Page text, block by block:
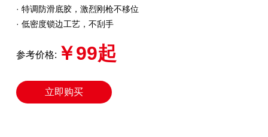
· 特调防滑底胶，激烈刚枪不移位
· 低密度锁边工艺，不刮手
参考价格: ￥99起
立即购买